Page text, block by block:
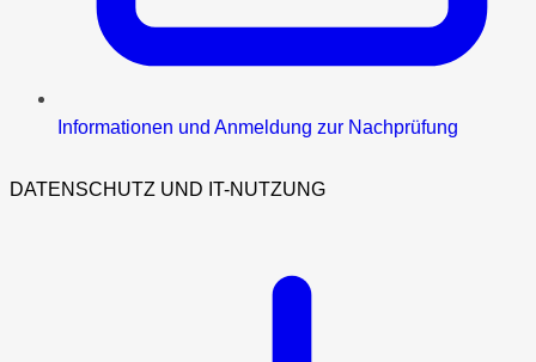
Informationen und Anmeldung zur Nachprüfung
DATENSCHUTZ UND IT-NUTZUNG